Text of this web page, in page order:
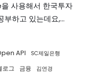
사용해서 한국투자
하고 있는데요,…
API SC제일은행
로그 금융 김연경